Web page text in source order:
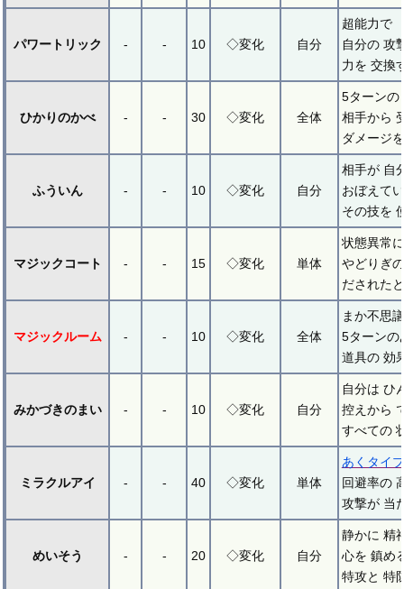
パワートリック - - 10 ◇変化 自分
超能力で
自分の 攻
力を 交換
ひかりのかべ - - 30 ◇変化 全体
5ターンの
相手から
ダメージ
ふういん - - 10 ◇変化 自分
相手が 自
おぼえて
その技を
マジックコート - - 15 ◇変化 単体
状態異常
やどりぎ
だされた
マジックルーム - - 10 ◇変化 全体
まか不思
5ターンの
道具の 効
みかづきのまい - - 10 ◇変化 自分
自分は ひ
控えから
すべての
ミラクルアイ - - 40 ◇変化 単体
あくタイプ
回避率の
攻撃が 当
めいそう - - 20 ◇変化 自分
静かに 精
心を 鎮め
特攻と 特